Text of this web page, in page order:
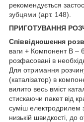
рекомендується
зубцями (арт. 148).
ПРИГОТУВАННЯ
Співвідношення
ваги + Компонент В –
розфасовані в
Для отримання
(каталізатор) в
вилито весь вміст
стискаючи пакет від
суміш електродрилем
низькій швидкості, до